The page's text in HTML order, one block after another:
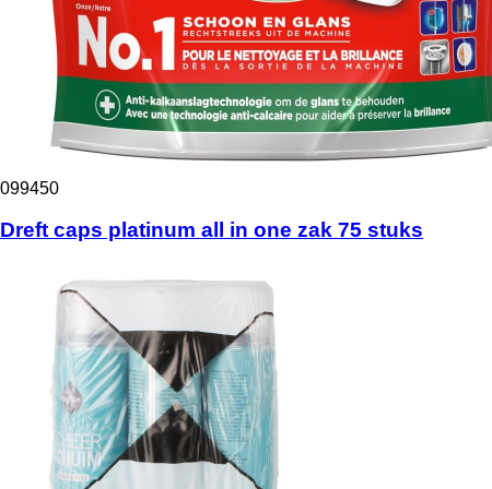
099450
Dreft caps platinum all in one zak 75 stuks